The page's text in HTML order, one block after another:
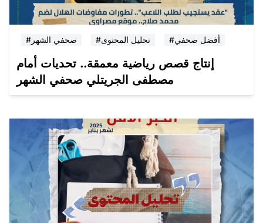
#صحفي الشهر #تحليل المحتوى #أفضل صحفي
إنتاج قصص رياضية معمقة.. تحديات أمام
مصطفى الجريتلي صحفي الشهر